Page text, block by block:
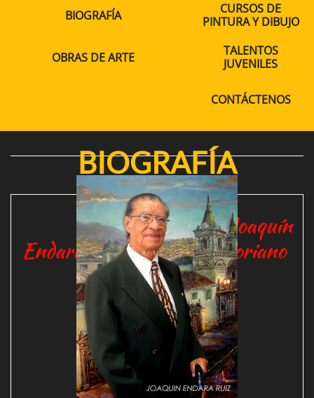
BIOGRAFÍA
CURSOS DE
PINTURA Y DIBUJO
OBRAS DE ARTE
TALENTOS
JUVENILES
CONTÁCTENOS
BIOGRAFÍA
Joaquín
Endara Ruiz pintor ecuatoriano